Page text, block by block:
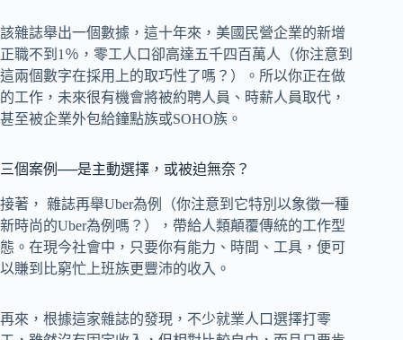
該雜誌舉出一個數據，這十年來，美國民營企業的新增
正職不到1％，零工人口卻高達五千四百萬人（你注意到
這兩個數字在採用上的取巧性了嗎？）。所以你正在做
的工作，未來很有機會將被約聘人員、時薪人員取代，
甚至被企業外包給鐘點族或SOHO族。
三個案例──是主動選擇，或被迫無奈？
接著， 雜誌再舉Uber為例（你注意到它特別以象徵一種
新時尚的Uber為例嗎？），帶給人類顛覆傳統的工作型
態。在現今社會中，只要你有能力、時間、工具，便可
以賺到比窮忙上班族更豐沛的收入。
再來，根據這家雜誌的發現，不少就業人口選擇打零